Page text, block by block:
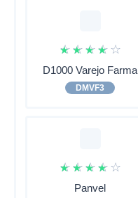
☆ ☆ ☆ ☆ ☆
D1000 Varejo Farma
DMVF3
☆ ☆ ☆ ☆ ☆
Panvel